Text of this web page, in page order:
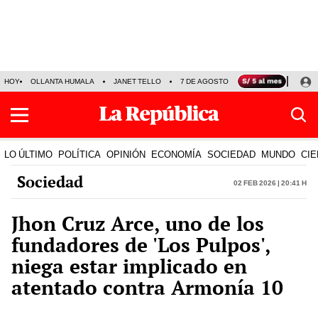
HOY OLLANTA HUMALA JANET TELLO 7 DE AGOSTO TINKA RESULTADOS
LO ÚLTIMO POLÍTICA OPINIÓN ECONOMÍA SOCIEDAD MUNDO
Sociedad 02 Feb 2026 | 20:41 h
Jhon Cruz Arce, uno de los
fundadores de 'Los Pulpos',
niega estar implicado en
atentado contra Armonía 10